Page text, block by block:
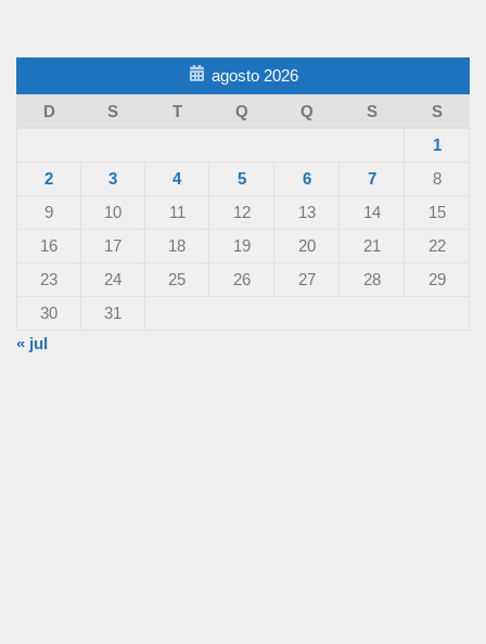
agosto 2026
D
S T Q Q S
S
1
2
3 4 5 6 7
8
9
10 11 12 13 14
15
16
17 18 19 20 21
22
23
24 25 26 27 28
29
30
31
« jul